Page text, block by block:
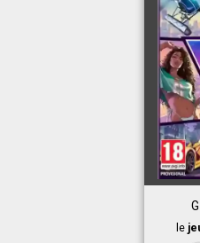
le